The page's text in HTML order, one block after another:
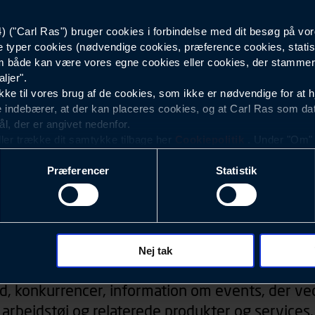
("Carl Ras") bruger cookies i forbindelse med dit besøg på
typer cookies (nødvendige cookies, præference cookies,
både kan være vores egne cookies eller cookies, der
til vores brug af de cookies, som ikke er nødvendige for at
indebærer, at der kan placeres cookies, og at Carl Ras som
der er angivet nedenfor.
trække dit samtykke tilbage her
. Under
med det formål at optimere design, brugervenlighed og
analyser af, hvilke oplysninger der er mest populære, og
hvad der klikkes på, sider/indhold der besøges, browsertype,
(computer, smartphone mv.) samt de features, der anvendes.
sig på. Til dette formål behandles der personoplysninger
Præferencer Statistik
Nej tak
Sort
Knælommer.
Certificering:
4027, 4057,
Nyhedsbrev
konkurrencer, information om events, der